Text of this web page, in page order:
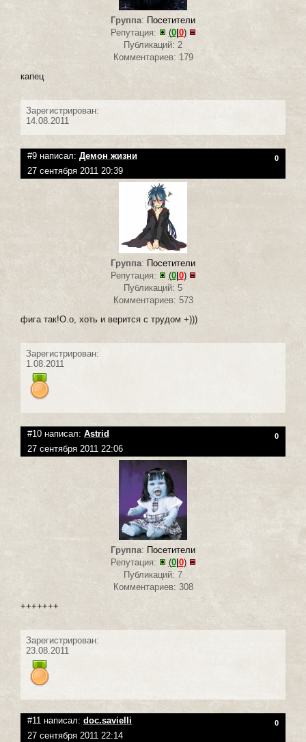
Группа: Посетители
Репутация:
(0|0)
Публикаций: 2
Комментариев: 179
капец
Зарегистрирован:
14.08.2011
#9 написал: Демон жизни 0
27 сентября 2011 20:39
Группа: Посетители
Репутация:
(0|0)
Публикаций: 5
Комментариев: 573
фига так!О.о, хоть и верится с трудом +)))
Зарегистрирован:
1.08.2011
#10 написал: Astrid 0
27 сентября 2011 22:06
Группа: Посетители
Репутация:
(0| 0)
Публикаций: 7
Комментариев: 308
+++++++
Зарегистрирован:
23.08.2011
#11 написал: doc.savielli 0
27 сентября 2011 22:14